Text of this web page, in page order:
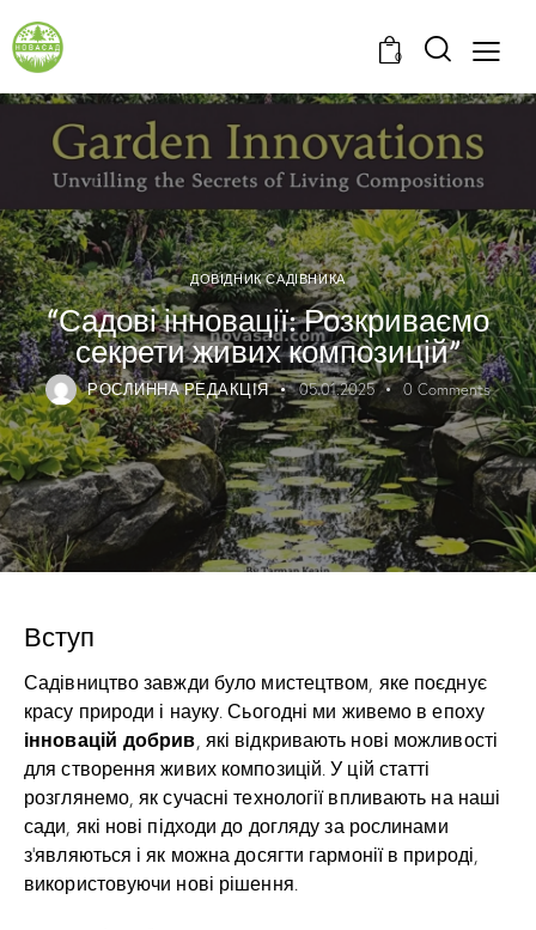
0
ДОВІДНИК САДІВНИКА
“Садові інновації: Розкриваємо
секрети живих композицій”
РОСЛИННА РЕДАКЦІЯ 05.01.2025 0 Comments
Вступ
Садівництво завжди було мистецтвом, яке поєднує
красу природи і науку. Сьогодні ми живемо в епоху
інновацій добрив , які відкривають нові можливості
для створення живих композицій. У цій статті
розглянемо, як сучасні технології впливають на наші
сади, які нові підходи до догляду за рослинами
з’являються і як можна досягти гармонії в природі,
використовуючи нові рішення.